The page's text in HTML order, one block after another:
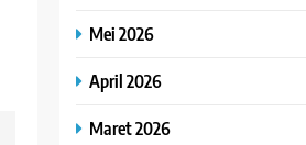
Mei 2026
April 2026
Maret 2026